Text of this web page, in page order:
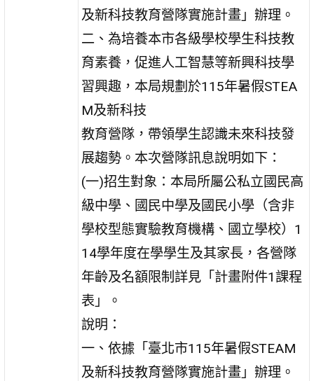
及新科技教育營隊實施計畫」辦理。
二、為培養本市各級學校學生科技教
育素養，促進人工智慧等新興科技學
習興趣，本局規劃於115年暑假STEA
M及新科技
教育營隊，帶領學生認識未來科技發
展趨勢。本次營隊訊息說明如下：
(一)招生對象：本局所屬公私立國民高
級中學、國民中學及國民小學（含非
學校型態實驗教育機構、國立學校）1
14學年度在學學生及其家長，各營隊
年齡及名額限制詳見「計畫附件1課程
表」。
說明：
一、依據「臺北市115年暑假STEAM
及新科技教育營隊實施計畫」辦理。